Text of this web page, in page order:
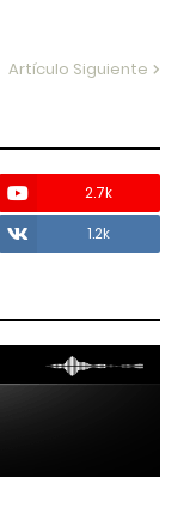
Artículo Siguiente
2.7k
1.2k